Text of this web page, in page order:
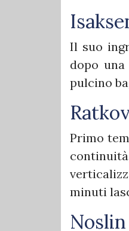
Il suo
dopo
pulcino
Primo
minuti
Noslin